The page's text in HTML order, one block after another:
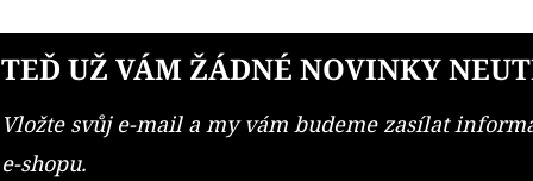
TEĎ UŽ VÁM ŽÁDNÉ NOVINKY
Vložte svůj e-mail a my vám budeme zasílat
e-shopu.